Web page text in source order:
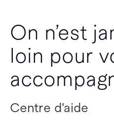
On n’est
loin pour
Centre d’aide